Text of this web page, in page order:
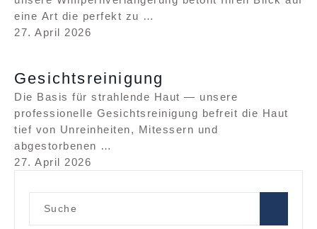
eine Art die perfekt zu …
27. April 2026
Gesichtsreinigung
Die Basis für strahlende Haut — unsere
professionelle Gesichtsreinigung befreit die Haut
tief von Unreinheiten, Mitessern und
abgestorbenen …
27. April 2026